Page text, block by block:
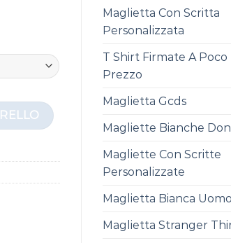
Maglietta Con Scritta
Personalizzata
T Shirt Firmate A Poco
Prezzo
Maglietta Gcds
Magliette Bianche
Magliette Con Scritte
Personalizzate
Maglietta Bianca Uomo
Maglietta Stranger